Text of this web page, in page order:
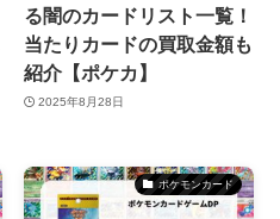
る闇のカードリスト一覧！
当たりカードの買取金額も
紹介【ポケカ】
2025年8月28日
ポケモンカード